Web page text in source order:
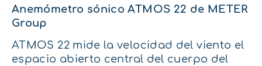
Anemómetro sónico ATMOS 22 de METER
Group
ATMOS 22 mide la velocidad del viento el
espacio abierto central del cuerpo del